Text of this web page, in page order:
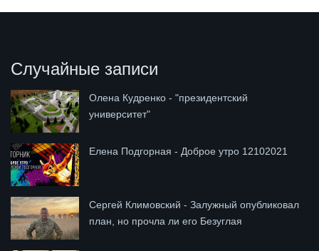
Случайные записи
Олена Кудренко - "президентский
университет"
Елена Подгорная - Доброе утро 12102021
Сергей Климовский - Залужный опубликовал
план, но прочла ли его Безуглая